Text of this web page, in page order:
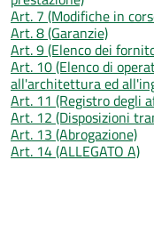
Art. 7 (Modifiche in
Art. 8 (Garanzie)
Art. 9 (Elenco dei
Art. 10 (Elenco di
all'architettura ed
Art. 11 (Registro degli
Art. 12 (Disposizioni
Art. 13 (Abrogazione)
Art. 14 (ALLEGATO A)